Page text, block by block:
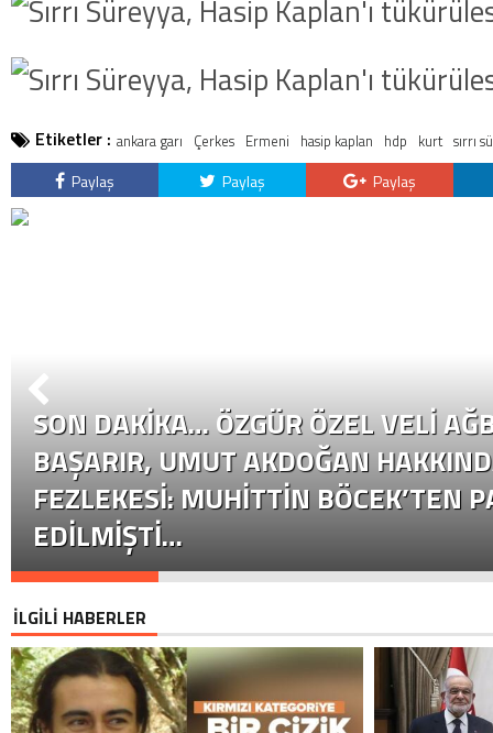
Etiketler : ankara garı Çerkes Ermeni hasip kaplan hdp kurt sırrı
Paylaş Paylaş Paylaş
SON DAKİKA… ÖZGÜR ÖZEL VELI
BAŞARIR, UMUT AKDOĞAN
FEZLEKESI: MUHITTIN BÖCEK’TEN
EDILMIŞTI…
İLGİLİ HABERLER